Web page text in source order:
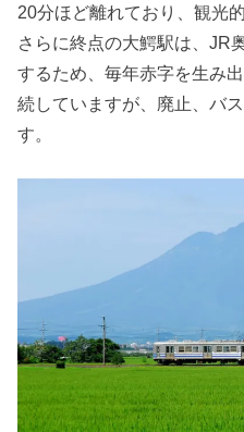
20分ほど離れており、観光
さらに終点の大鰐駅は、JR
するため、毎年赤字を生み
続していますが、廃止、バ
す。